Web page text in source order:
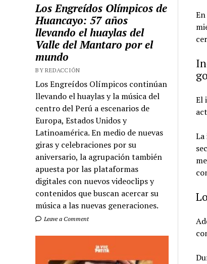
Los Engreídos Olímpicos de
Huancayo: 57 años
llevando el huaylas del
Valle del Mantaro por el
mundo
BY REDACCIÓN
Los Engreídos Olímpicos continúan
llevando el huaylas y la música del
centro del Perú a escenarios de
Europa, Estados Unidos y
Latinoamérica. En medio de nuevas
giras y celebraciones por su
aniversario, la agrupación también
apuesta por las plataformas
digitales con nuevos videoclips y
contenidos que buscan acercar su
música a las nuevas generaciones.
Leave a Comment
El